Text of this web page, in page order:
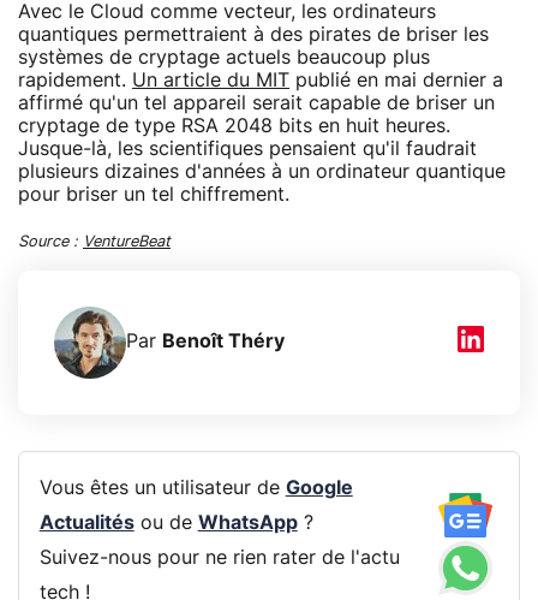
Avec le Cloud comme vecteur, les ordinateurs
quantiques permettraient à des pirates de briser les
systèmes de cryptage actuels beaucoup plus
rapidement. Un article du MIT publié en mai dernier a
affirmé qu'un tel appareil serait capable de briser un
cryptage de type RSA 2048 bits en huit heures.
Jusque-là, les scientifiques pensaient qu'il faudrait
plusieurs dizaines d'années à un ordinateur quantique
pour briser un tel chiffrement.
Source : VentureBeat
Par Benoît Théry
Vous êtes un utilisateur de Google
Actualitésou de WhatsApp?
Suivez-nous pour ne rien rater de l'actu
tech !